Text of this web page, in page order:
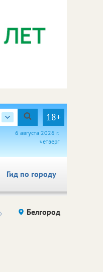
18+
6 августа 2026 г.
четверг
Гид по городу
Здоровье компаний (на
правах
Белгород